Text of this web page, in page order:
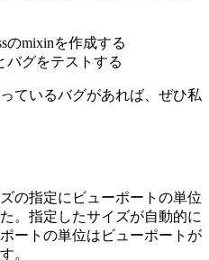
のmixinを作成する
バグをテストする
ているバグがあれば、ぜひ私
の指定にビューポートの単位
。指定したサイズが自動的に
ートの単位はビューポートが
。